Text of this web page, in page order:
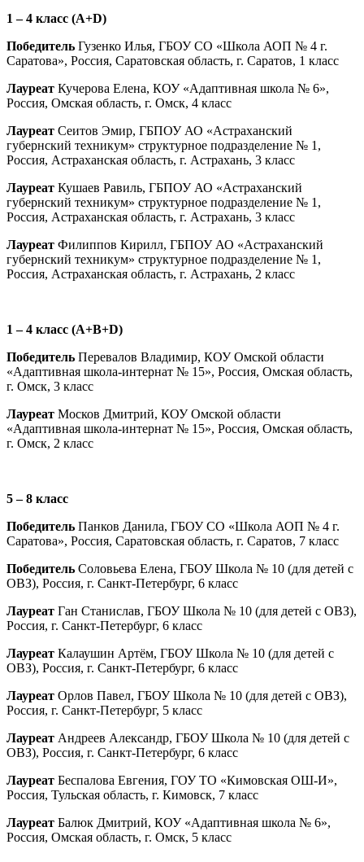
1 – 4 класс (A+D)
Победитель Гузенко Илья, ГБОУ СО «Школа АОП № 4 г.
Саратова», Россия, Саратовская область, г. Саратов, 1 класс
Лауреат Кучерова Елена, КОУ «Адаптивная школа № 6»,
Россия, Омская область, г. Омск, 4 класс
Лауреат Сеитов Эмир, ГБПОУ АО «Астраханский
губернский техникум» структурное подразделение № 1,
Россия, Астраханская область, г. Астрахань, 3 класс
Лауреат Кушаев Равиль, ГБПОУ АО «Астраханский
губернский техникум» структурное подразделение № 1,
Россия, Астраханская область, г. Астрахань, 3 класс
Лауреат Филиппов Кирилл, ГБПОУ АО «Астраханский
губернский техникум» структурное подразделение № 1,
Россия, Астраханская область, г. Астрахань, 2 класс
1 – 4 класс (A+B+D)
Победитель Перевалов Владимир, КОУ Омской области
«Адаптивная школа-интернат № 15», Россия, Омская область,
г. Омск, 3 класс
Лауреат Москов Дмитрий, КОУ Омской области
«Адаптивная школа-интернат № 15», Россия, Омская область,
г. Омск, 2 класс
5 – 8 класс
Победитель Панков Данила, ГБОУ СО «Школа АОП № 4 г.
Саратова», Россия, Саратовская область, г. Саратов, 7 класс
Победитель Соловьева Елена, ГБОУ Школа № 10 (для детей с
ОВЗ), Россия, г. Санкт-Петербург, 6 класс
Лауреат Ган Станислав, ГБОУ Школа № 10 (для детей с ОВЗ),
Россия, г. Санкт-Петербург, 6 класс
Лауреат Калаушин Артём, ГБОУ Школа № 10 (для детей с
ОВЗ), Россия, г. Санкт-Петербург, 6 класс
Лауреат Орлов Павел, ГБОУ Школа № 10 (для детей с ОВЗ),
Россия, г. Санкт-Петербург, 5 класс
Лауреат Андреев Александр, ГБОУ Школа № 10 (для детей с
ОВЗ), Россия, г. Санкт-Петербург, 6 класс
Лауреат Беспалова Евгения, ГОУ ТО «Кимовская ОШ-И»,
Россия, Тульская область, г. Кимовск, 7 класс
Лауреат Балюк Дмитрий, КОУ «Адаптивная школа № 6»,
Россия, Омская область, г. Омск, 5 класс